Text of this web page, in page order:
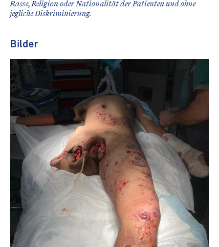
Rasse, Religion oder Nationalität der Patienten und ohne
jegliche Diskriminierung.
Bilder